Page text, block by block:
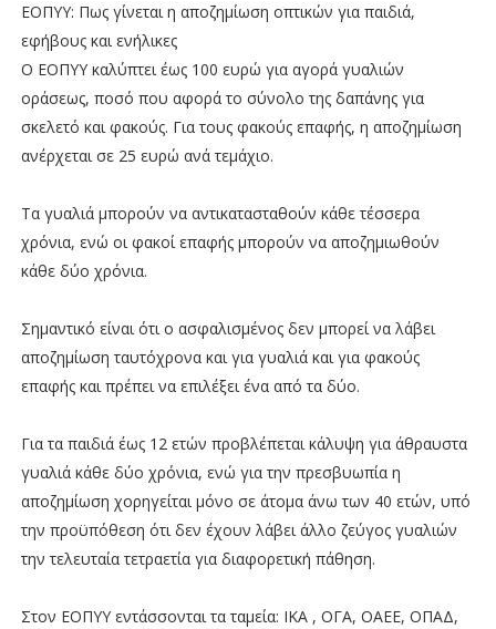
ΕΟΠΥΥ: Πως γίνεται η αποζημίωση οπτικών για παιδιά,
εφήβους και ενήλικες
Ο ΕΟΠΥΥ καλύπτει έως 100 ευρώ για αγορά γυαλιών
οράσεως, ποσό που αφορά το σύνολο της δαπάνης για
σκελετό και φακούς. Για τους φακούς επαφής, η αποζημίωση
ανέρχεται σε 25 ευρώ ανά τεμάχιο.
Τα γυαλιά μπορούν να αντικατασταθούν κάθε τέσσερα
χρόνια, ενώ οι φακοί επαφής μπορούν να αποζημιωθούν
κάθε δύο χρόνια.
Σημαντικό είναι ότι ο ασφαλισμένος δεν μπορεί να λάβει
αποζημίωση ταυτόχρονα και για γυαλιά και για φακούς
επαφής και πρέπει να επιλέξει ένα από τα δύο.
Για τα παιδιά έως 12 ετών προβλέπεται κάλυψη για άθραυστα
γυαλιά κάθε δύο χρόνια, ενώ για την πρεσβυωπία η
αποζημίωση χορηγείται μόνο σε άτομα άνω των 40 ετών, υπό
την προϋπόθεση ότι δεν έχουν λάβει άλλο ζεύγος γυαλιών
την τελευταία τετραετία για διαφορετική πάθηση.
Στον ΕΟΠΥΥ εντάσσονται τα ταμεία: ΙΚΑ , ΟΓΑ, ΟΑΕΕ, ΟΠΑΔ,